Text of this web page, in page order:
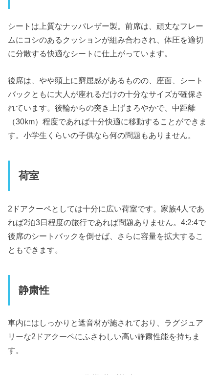
シートは上質なナッパレザー製。前席は、頑丈なフレー
ムにコシのあるクッションが組み合わされ、体圧を適切
に分散する快適なシートに仕上がっています。
後席は、やや頭上に窮屈感があるものの、座面、シート
バックともに大人が座れるだけの十分なサイズが確保さ
れています。後輪からの突き上げまろやかで、中距離
（30km）程度であれば十分快適に移動することができま
す。小学生くらいの子供なら何の問題もありません。
荷室
2ドアクーペとしては十分に広い荷室です。家族4人であ
れば2泊3日程度の旅行であれば問題ありません。4:2:4で
後席のシートバックを倒せば、さらに容量を拡大するこ
ともできます。
静粛性
車内にはしっかりと遮音材が施されており、ラグジュア
リーな2ドアクーペにふさわしい高い静粛性能を持ちま
す。